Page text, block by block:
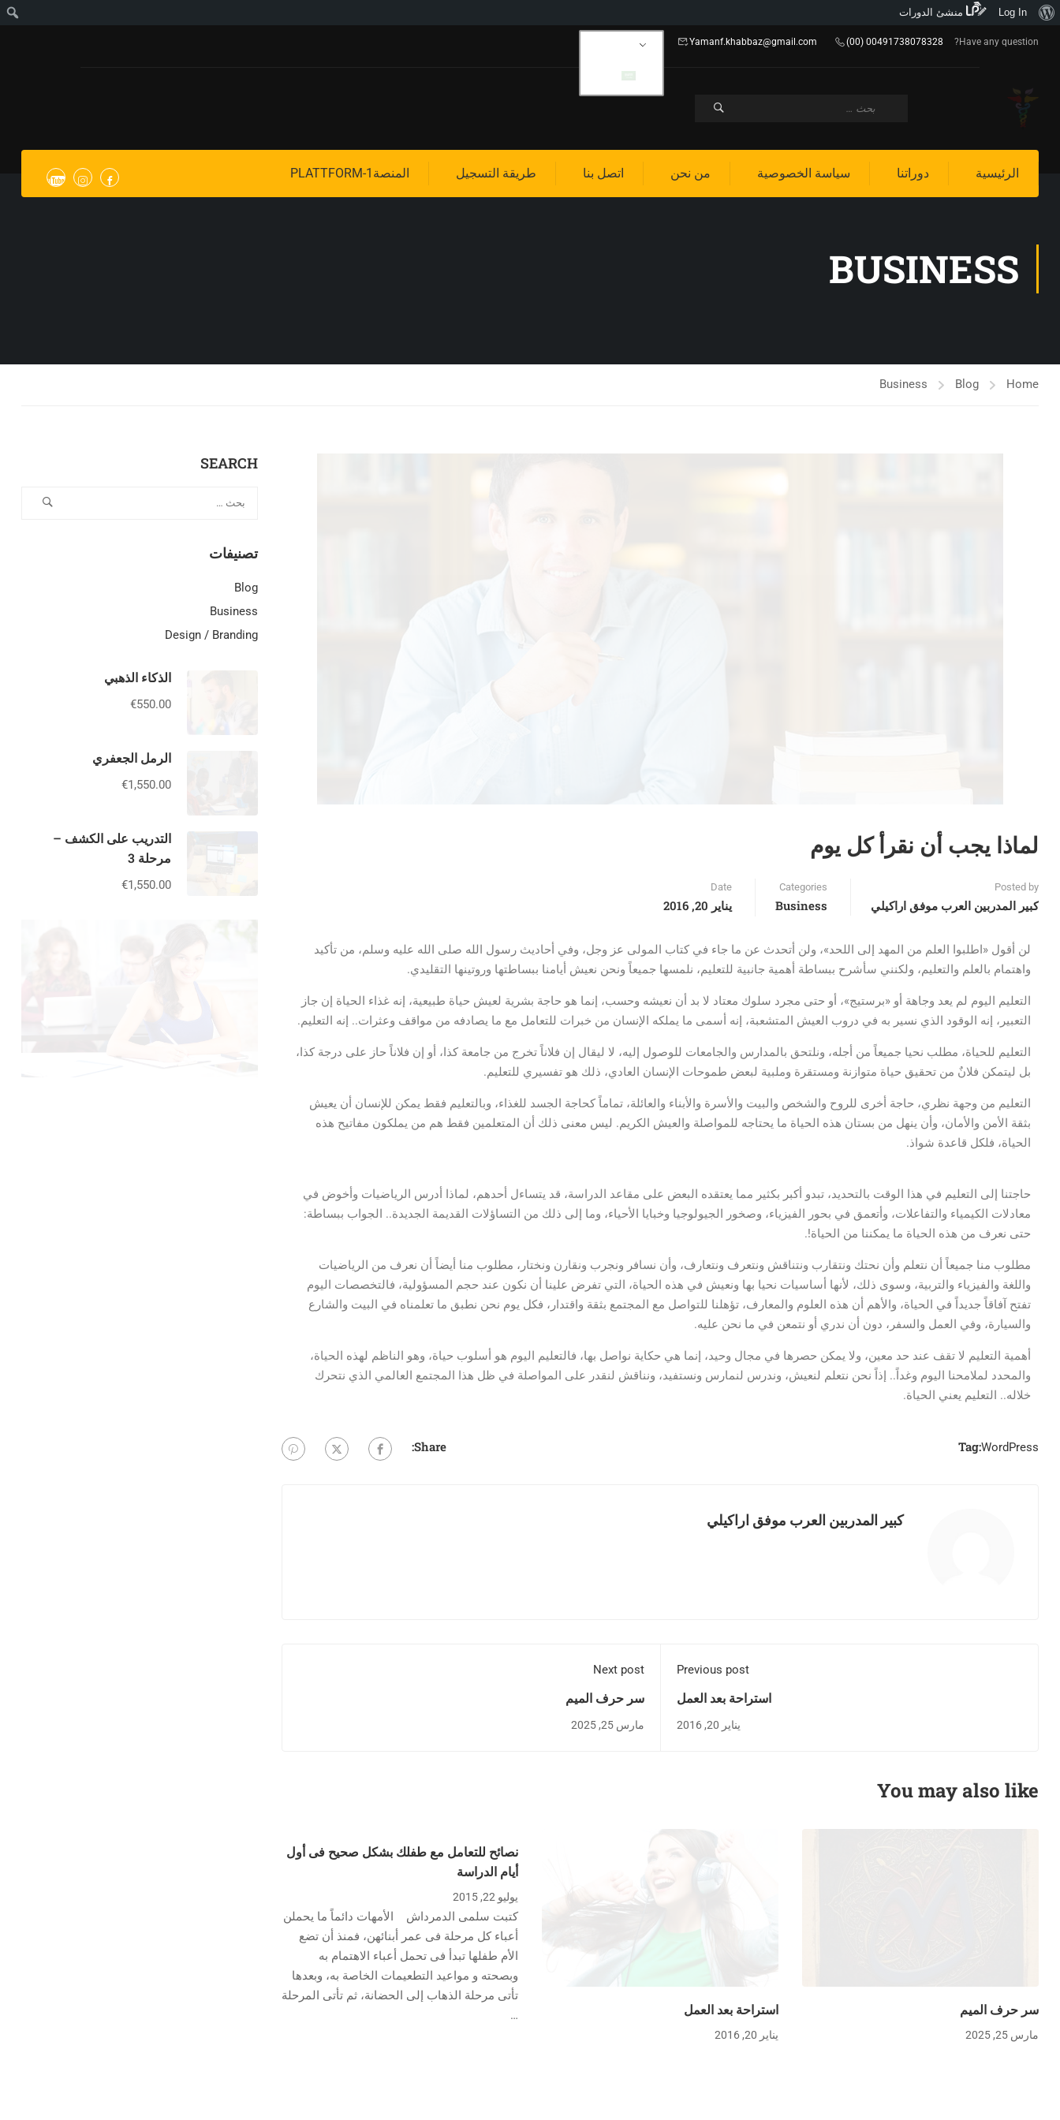
Log In منشئ الدورات
Have any question?
(00) 00491738078328
Yamanf.khabbaz@gmail.com
الرئيسية دوراتنا سياسة الخصوصية من نحن اتصل بنا طريقة التسجيل المنصة1-PLATTFORM
BUSINESS
Home
Blog
Business
لماذا يجب أن نقرأ كل يوم
Posted by
كبير المدربين العرب موفق اراكيلي
Categories
Business
Date
يناير 20, 2016
لن أقول «اطلبوا العلم من المهد إلى اللحد»، ولن أتحدث عن ما جاء في كتاب المولى عز وجل، وفي أحاديث رسول الله صلى الله عليه وسلم، من تأكيد
واهتمام بالعلم والتعليم، ولكنني سأشرح ببساطة أهمية جانبية للتعليم، نلمسها جميعاً ونحن نعيش أيامنا ببساطتها وروتينها التقليدي.
التعليم اليوم لم يعد وجاهة أو «برستيج»، أو حتى مجرد سلوك معتاد لا بد أن نعيشه وحسب، إنما هو حاجة بشرية لعيش حياة طبيعية، إنه غذاء الحياة إن جاز
التعبير، إنه الوقود الذي نسير به في دروب العيش المتشعبة، إنه أسمى ما يملكه الإنسان من خبرات للتعامل مع ما يصادفه من مواقف وعثرات.. إنه التعليم.
التعليم للحياة، مطلب نحيا جميعاً من أجله، ونلتحق بالمدارس والجامعات للوصول إليه، لا ليقال إن فلاناً تخرج من جامعة كذا، أو إن فلاناً حاز على درجة كذا،
بل ليتمكن فلانٌ من تحقيق حياة متوازنة ومستقرة وملبية لبعض طموحات الإنسان العادي، ذلك هو تفسيري للتعليم.
التعليم من وجهة نظري، حاجة أخرى للروح والشخص والبيت والأسرة والأبناء والعائلة، تماماً كحاجة الجسد للغذاء، وبالتعليم فقط يمكن للإنسان أن يعيش
بثقة الأمن والأمان، وأن ينهل من بستان هذه الحياة ما يحتاجه للمواصلة والعيش الكريم. ليس معنى ذلك أن المتعلمين فقط هم من يملكون مفاتيح هذه
الحياة، فلكل قاعدة شواذ.
حاجتنا إلى التعليم في هذا الوقت بالتحديد، تبدو أكبر بكثير مما يعتقده البعض على مقاعد الدراسة، قد يتساءل أحدهم، لماذا أدرس الرياضيات وأخوض في
معادلات الكيمياء والتفاعلات، وأتعمق في بحور الفيزياء، وصخور الجيولوجيا وخبايا الأحياء، وما إلى ذلك من التساؤلات القديمة الجديدة.. الجواب ببساطة:
حتى نعرف من هذه الحياة ما يمكننا من الحياة!.
مطلوب منا جميعاً أن نتعلم وأن نحتك ونتقارب ونتناقش ونتعرف ونتعارف، وأن نسافر ونجرب ونقارن ونختار، مطلوب منا أيضاً أن نعرف من الرياضيات
واللغة والفيزياء والتربية، وسوى ذلك، لأنها أساسيات نحيا بها ونعيش في هذه الحياة، التي تفرض علينا أن نكون عند حجم المسؤولية، فالتخصصات اليوم
تفتح آفاقاً جديداً في الحياة، والأهم أن هذه العلوم والمعارف، تؤهلنا للتواصل مع المجتمع بثقة واقتدار، فكل يوم نحن نطبق ما تعلمناه في البيت والشارع
والسيارة، وفي العمل والسفر، دون أن ندري أو نتمعن في ما نحن عليه.
أهمية التعليم لا تقف عند حد معين، ولا يمكن حصرها في مجال وحيد، إنما هي حكاية نواصل بها، فالتعليم اليوم هو أسلوب حياة، وهو الناظم لهذه الحياة،
والمحدد لملامحنا اليوم وغداً.. إذاً نحن نتعلم لنعيش، وندرس لنمارس ونستفيد، ونناقش لنقدر على المواصلة في ظل هذا المجتمع العالمي الذي نتحرك
خلاله.. التعليم يعني الحياة.
Tag:WordPress
Share:
كبير المدربين العرب موفق اراكيلي
Previous post
استراحة بعد العمل
يناير 20, 2016
Next post
سر حرف الميم
مارس 25, 2025
You may also like
سر حرف الميم
مارس 25, 2025
استراحة بعد العمل
يناير 20, 2016
نصائح للتعامل مع طفلك بشكل صحيح فى أول
أيام الدراسة
يوليو 22, 2015
كتبت سلمى الدمرداش الأمهات دائماً ما يحملن
أعباء كل مرحلة فى عمر أبنائهن، فمنذ أن تضع
الأم طفلها تبدأ فى تحمل أعباء الاهتمام به
وبصحته و مواعيد التطعيمات الخاصة به، وبعدها
تأتى مرحلة الذهاب إلى الحضانة، ثم تأتى المرحلة
…
SEARCH
تصنيفات
Blog
Business
Design / Branding
الذكاء الذهبي
€550.00
الرمل الجعفري
€1,550.00
التدريب على الكشف –
مرحلة 3
€1,550.00